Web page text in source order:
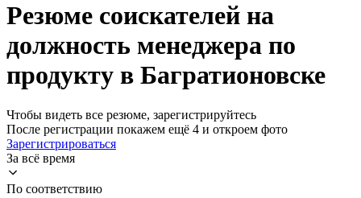
Резюме соискателей на
должность менеджера по
продукту в Багратионовске
Чтобы видеть все резюме, зарегистрируйтесь
После регистрации покажем ещё 4 и откроем фото
Зарегистрироваться
За всё время
По соответствию